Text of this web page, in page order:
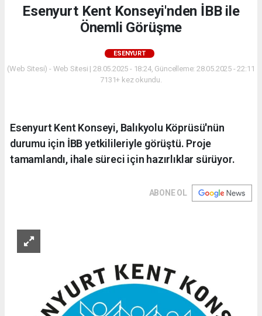
Esenyurt Kent Konseyi'nden İBB ile
Önemli Görüşme
ESENYURT
(Web Sitesi) - Web Sitesi | 28.05.2025 - 18:24, Güncelleme: 28.05.2025 - 22:11
7131+ kez okundu.
Esenyurt Kent Konseyi, Balıkyolu Köprüsü'nün
durumu için İBB yetkilileriyle görüştü. Proje
tamamlandı, ihale süreci için hazırlıklar sürüyor.
ABONE OL